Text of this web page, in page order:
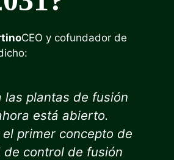
CEO y cofundador de
las plantas de fusión
está abierto.
primer concepto de
de control de fusión